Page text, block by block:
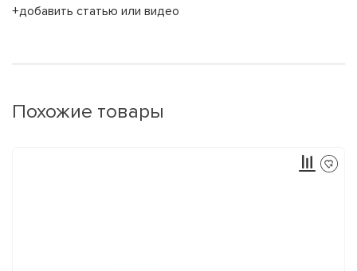
+добавить статью или видео
Похожие товары